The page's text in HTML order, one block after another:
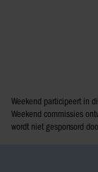
Weekend participeert in
Weekend commissies
wordt niet gesponsord